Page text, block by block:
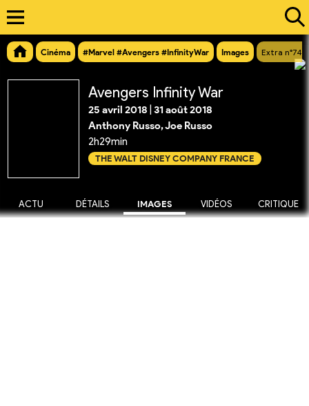
Cinéma #Marvel #Avengers #InfinityWar Images Extra
Avengers Infinity War
25 avril 2018 31 août 2018
Anthony Russo, Joe Russo
2h29min
THE WALT DISNEY COMPANY FRANCE
ACTU DÉTAILS IMAGES VIDÉOS CRITIQUE